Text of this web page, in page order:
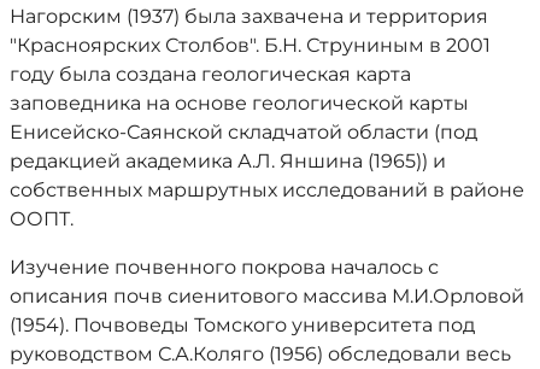
Нагорским (1937) была захвачена и территория
"Красноярских Столбов". Б.Н. Струниным в 2001
году была создана геологическая карта
заповедника на основе геологической карты
Енисейско-Саянской складчатой области (под
редакцией академика А.Л. Яншина (1965)) и
собственных маршрутных исследований в районе
ООПТ.
Изучение почвенного покрова началось с
описания почв сиенитового массива М.И.Орловой
(1954). Почвоведы Томского университета под
руководством С.А.Коляго (1956) обследовали весь